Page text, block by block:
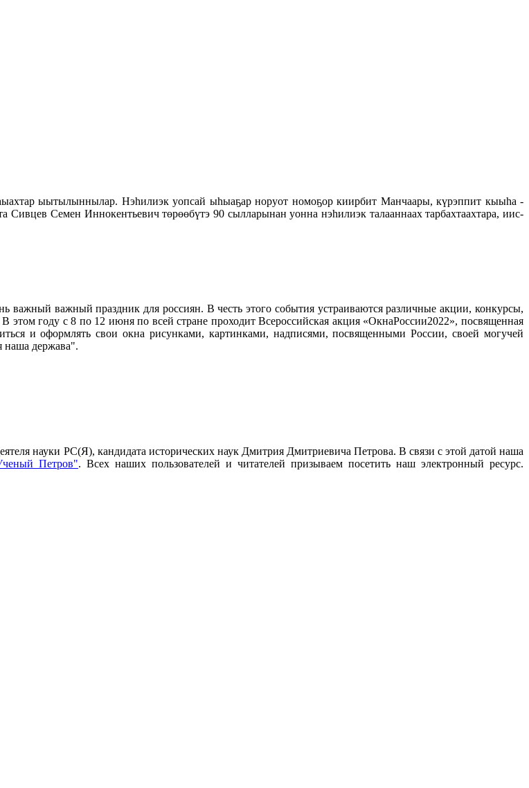
ыытылыннылар. Нэһилиэк уопсай ыһыаҕар норуот номоҕор киирбит Манчаары, күрэппит кыыһа -
Семен Иннокентьевич төрөөбүтэ 90 сылларынан уонна нэһилиэк талааннаах тарбахтаахтара, иис-
важный праздник для россиян. В честь этого события устраиваются различные акции, конкурсы,
В этом году с8 по 12 июня по всей стране проходит Всероссийская акция «ОкнаРоссии2022», посвященная
и оформлять свои окна рисунками, картинками, надписями, посвященными России, своей могучей
наша держава".
науки РС(Я), кандидата исторических наук Дмитрия Дмитриевича Петрова. В связи с этой датой наша
Петров". Всех наших пользователей и читателей призываем посетить наш электронный ресурс.